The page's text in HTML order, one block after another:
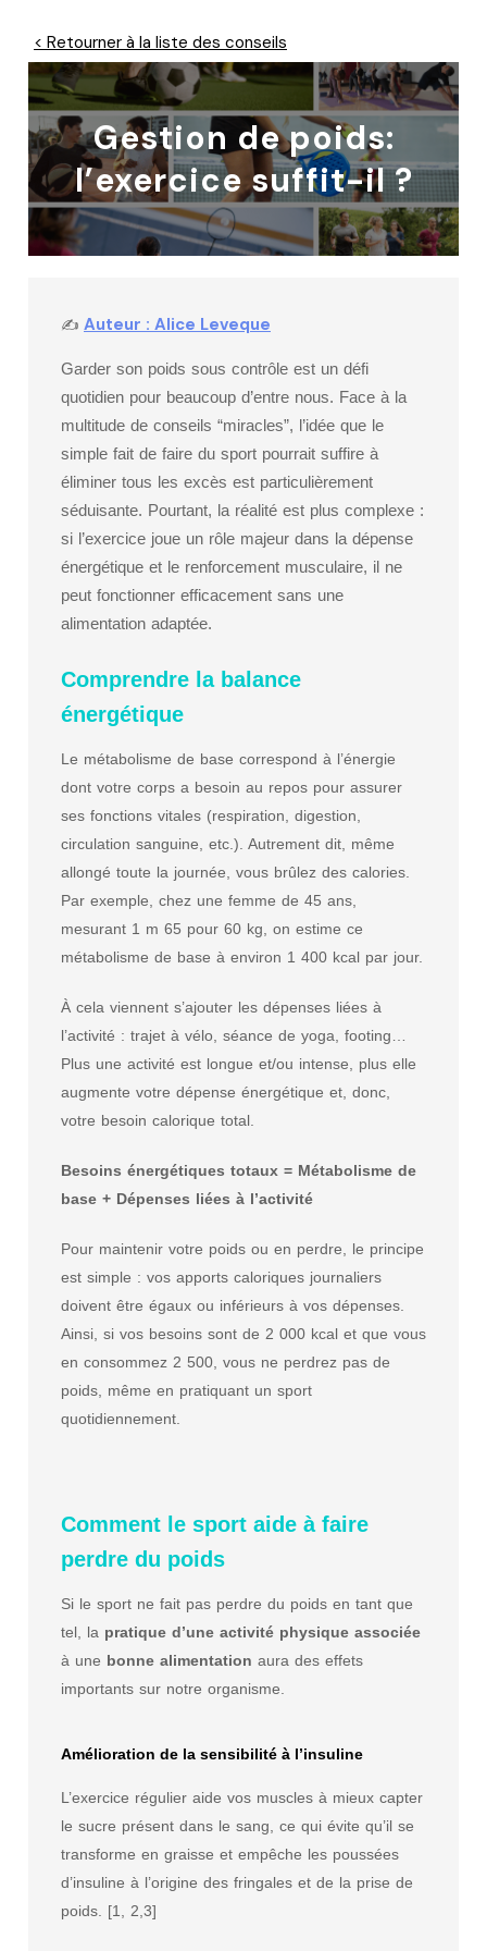
< Retourner à la liste des conseils
Gestion de poids:
l’exercice suffit-il ?
✍ Auteur : Alice Leveque
Garder son poids sous contrôle est un défi
quotidien pour beaucoup d’entre nous. Face à la
multitude de conseils “miracles”, l’idée que le
simple fait de faire du sport pourrait suffire à
éliminer tous les excès est particulièrement
séduisante. Pourtant, la réalité est plus complexe :
si l’exercice joue un rôle majeur dans la dépense
énergétique et le renforcement musculaire, il ne
peut fonctionner efficacement sans une
alimentation adaptée.
Comprendre la balance
énergétique
Le métabolisme de base correspond à l’énergie
dont votre corps a besoin au repos pour assurer
ses fonctions vitales (respiration, digestion,
circulation sanguine, etc.). Autrement dit, même
allongé toute la journée, vous brûlez des calories.
Par exemple, chez une femme de 45 ans,
mesurant 1 m 65 pour 60 kg, on estime ce
métabolisme de base à environ 1 400 kcal par jour.
À cela viennent s’ajouter les dépenses liées à
l’activité : trajet à vélo, séance de yoga, footing…
Plus une activité est longue et/ou intense, plus elle
augmente votre dépense énergétique et, donc,
votre besoin calorique total.
Besoins énergétiques totaux = Métabolisme de
base + Dépenses liées à l’activité
Pour maintenir votre poids ou en perdre, le principe
est simple : vos apports caloriques journaliers
doivent être égaux ou inférieurs à vos dépenses.
Ainsi, si vos besoins sont de 2 000 kcal et que vous
en consommez 2 500, vous ne perdrez pas de
poids, même en pratiquant un sport
quotidiennement.
Comment le sport aide à faire
perdre du poids
Si le sport ne fait pas perdre du poids en tant que
tel, la pratique d’une activité physique associée
à une bonne alimentation aura des effets
importants sur notre organisme.
Amélioration de la sensibilité à l’insuline
L’exercice régulier aide vos muscles à mieux capter
le sucre présent dans le sang, ce qui évite qu’il se
transforme en graisse et empêche les poussées
d’insuline à l’origine des fringales et de la prise de
poids. [1, 2,3]